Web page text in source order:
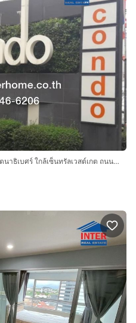
คอนโดมิเนียม 28.84 ตร.ม. ดีคอนโด รัตนาธิเบศร์ ใกล้เซ็นทรัลเวสต์เกต ถนนรัตนาธิเบศร์ ถนนติวานนท์ เมืองนนทบุรี นนทบุรี